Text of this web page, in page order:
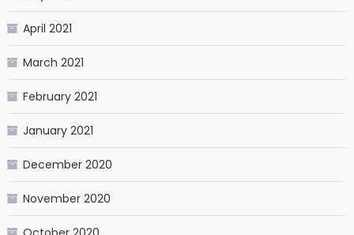
April 2021
March 2021
February 2021
January 2021
December 2020
November 2020